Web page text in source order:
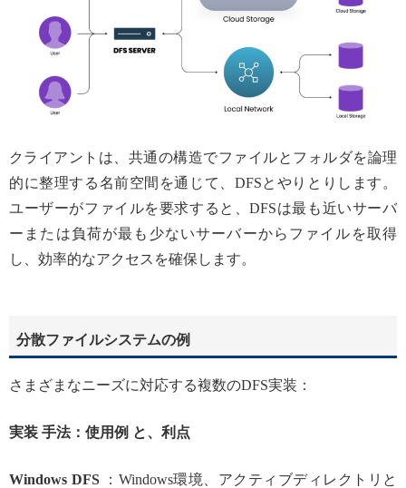
クライアントは、共通の構造でファイルとフォルダを論理
的に整理する名前空間を通じて、DFSとやりとりします。
ユーザーがファイルを要求すると、DFSは最も近いサーバ
ーまたは負荷が最も少ないサーバーからファイルを取得
し、効率的なアクセスを確保します。
分散ファイルシステムの例
さまざまなニーズに対応する複数のDFS実装：
実装 手法：使用例 と、利点
Windows DFS
：Windows環境、アクティブディレクトリと